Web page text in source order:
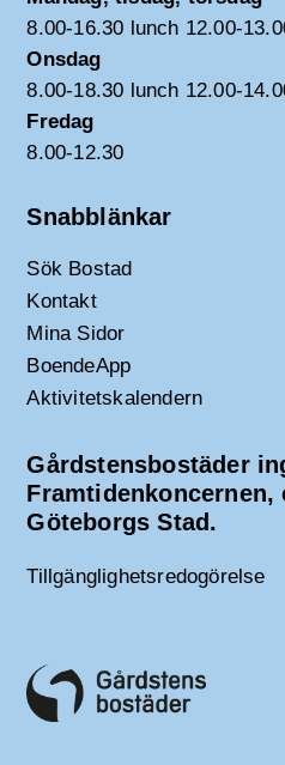
8.00-16.30 lunch 12.00-
Onsdag
8.00-18.30 lunch 12.00-
Fredag
8.00-12.30
Snabblänkar
Sök Bostad
Kontakt
Mina Sidor
BoendeApp
Aktivitetskalendern
Gårdstensbostäder
Framtidenkoncernen,
Göteborgs Stad.
Tillgänglighetsredogörelse